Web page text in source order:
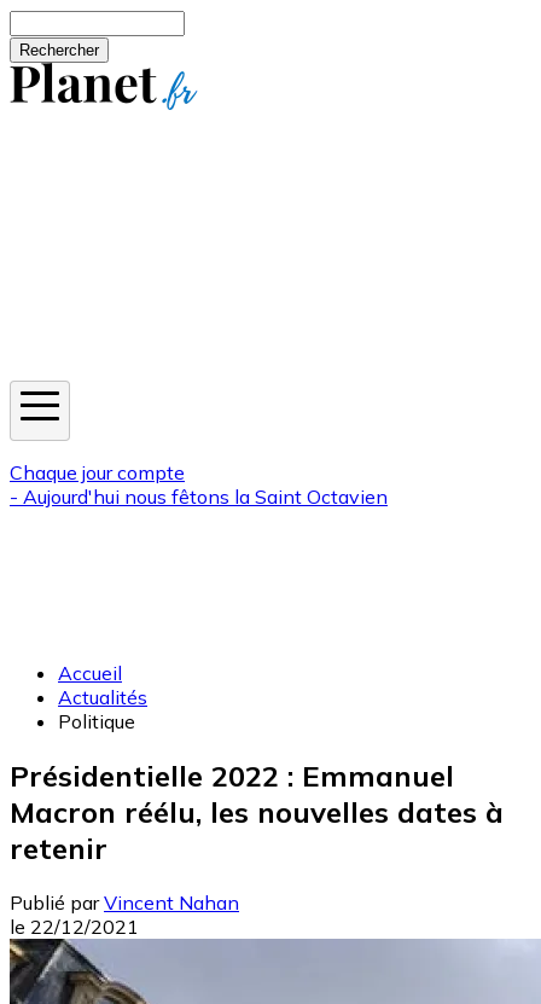
Chaque jour compte
- Aujourd'hui nous fêtons la Saint Octavien
Accueil
Actualités
Politique
Présidentielle 2022 : Emmanuel
Macron réélu, les nouvelles dates à
retenir
Publié par Vincent Nahan
le 22/12/2021